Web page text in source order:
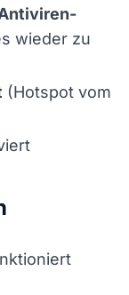
wieder zu
(Hotspot vom